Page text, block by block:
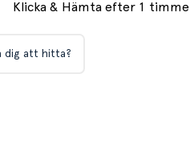
Klicka & Hämta efter 1 timme
dig att hitta?